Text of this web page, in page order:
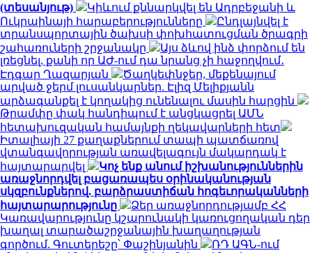
(տեսանյութ)
Կիևում քննարկվել են Ադրբեջանի և
Ուկրաինայի հարաբերությունները
Ընդլայնվել է
տրանսպորտային ծախսի փոխհատուցման ծրագրի
շահառուների շրջանակը
Այս ձևով ինձ փորձում են
լռեցնել, քանի որ ԱԺ-ում դա նրանց չի հաջողվում․
Էդգար Ղազարյան
Ծաղկեփնջեր, մեքենայում
արված ջերմ լուսանկարներ. Էլիզ Մելիքյանն
արձագանքել է կողակից ունենալու մասին հարցին
Թրամփը փակ հանդիպում է անցկացրել ԱՄՆ
հետախուզական համայնքի ղեկավարների հետ
Իտալիայի 27 քաղաքներում տապի պատճառով
վտանգավորության առավելագույն մակարդակ է
հայտարարվել
Կոչ ենք անում իշխանություններին
առաջնորդվել բացառապես օրինականության
սկզբունքներով. բարձրաստիճան հոգեւորականների
հայտարարությունը
Ձեր առաջնորդությամբ ՀՀ
Կառավարությունը կշարունակի կառուցողական դեր
խաղալ տարածաշրջանային խաղաղության
գործում. Գուտերեշը՝ Փաշինյանին
ՌԴ ԱԳՆ-ում